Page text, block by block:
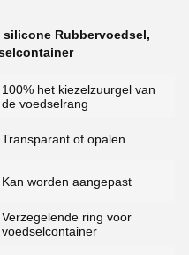
Rubbervoedsel,
100% het kiezelzuurgel van
de voedselrang
Transparant of opalen
Kan worden aangepast
Verzegelende ring voor
voedselcontainer